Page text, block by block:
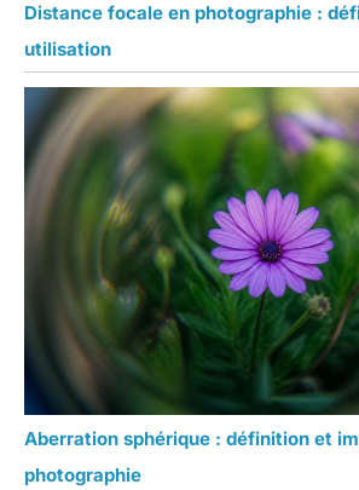
Distance focale en photographie :
utilisation
Aberration sphérique : définition et
photographie